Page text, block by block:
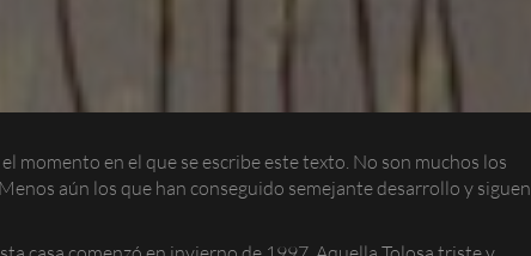
momento en el que se escribe este texto. No son muchos los
aún los que han conseguido semejante desarrollo y siguen